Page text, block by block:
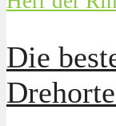
Die